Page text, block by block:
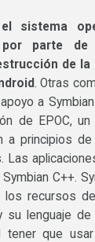
sistema
por parte
de
. Otras
a
de EPOC,
a principios
Las
C++.
recursos
su lenguaje
tener que